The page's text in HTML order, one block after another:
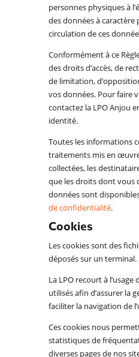
personnes physiques à
des données à caractère
circulation de ces
Conformément à ce
des droits d’accès, de
de limitation,
vos données. Pour faire
contactez la LPO Anjou
identité.
Toutes les informations
traitements mis en
collectées, les
que les droits dont vous
données sont
de confidentialité.
Cookies
Les cookies sont des
déposés sur un terminal.
La LPO recourt à l’usage
utilisés afin d’assurer la
faciliter la navigation de
Ces cookies nous
statistiques de
diverses pages de nos